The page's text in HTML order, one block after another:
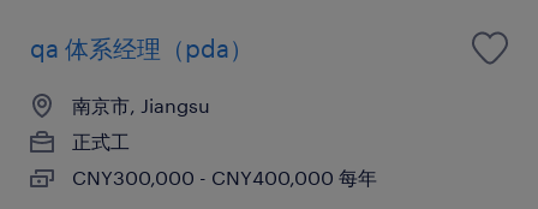
qa 体系经理（pda）
南京市, Jiangsu
正式工
CNY300,000 - CNY400,000 每年